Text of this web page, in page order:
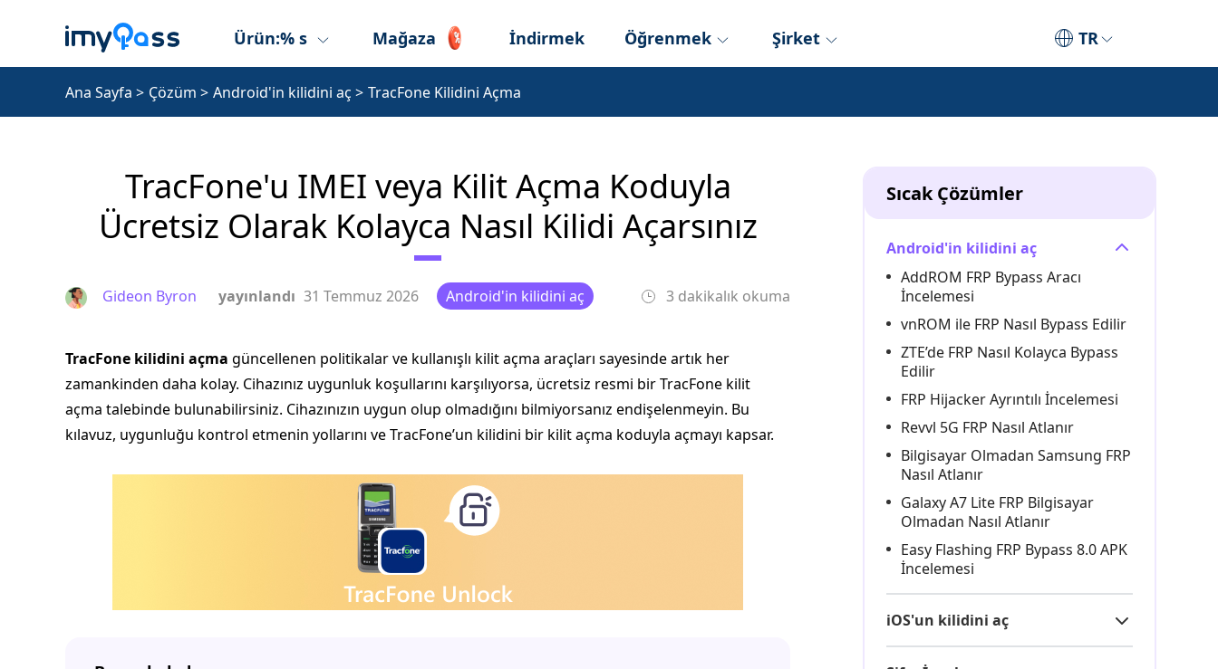
TR
Ürün:% s Mağaza İndirmek Öğrenmek Şirket
Ana Sayfa > Çözüm > Android'in kilidini aç > TracFone Kilidini Açma
TracFone'u IMEI veya Kilit Açma Koduyla
Ücretsiz Olarak Kolayca Nasıl Kilidi Açarsınız
Gideon Byron yayınlandı 31 Temmuz 2026 Android'in kilidini aç 3 dakikalık okuma
TracFone kilidini açma güncellenen politikalar ve kullanışlı kilit açma araçları sayesinde artık her
zamankinden daha kolay. Cihazınız uygunluk koşullarını karşılıyorsa, ücretsiz resmi bir TracFone kilit
açma talebinde bulunabilirsiniz. Cihazınızın uygun olup olmadığını bilmiyorsanız endişelenmeyin. Bu
kılavuz, uygunluğu kontrol etmenin yollarını ve TracFone’un kilidini bir kilit açma koduyla açmayı kapsar.
Sıcak Çözümler
Android'in kilidini aç
AddROM FRP Bypass Aracı
İncelemesi
vnROM ile FRP Nasıl Bypass Edilir
ZTE’de FRP Nasıl Kolayca Bypass
Edilir
FRP Hijacker Ayrıntılı İncelemesi
Revvl 5G FRP Nasıl Atlanır
Bilgisayar Olmadan Samsung FRP
Nasıl Atlanır
Galaxy A7 Lite FRP Bilgisayar
Olmadan Nasıl Atlanır
Easy Flashing FRP Bypass 8.0 APK
İncelemesi
iOS'un kilidini aç